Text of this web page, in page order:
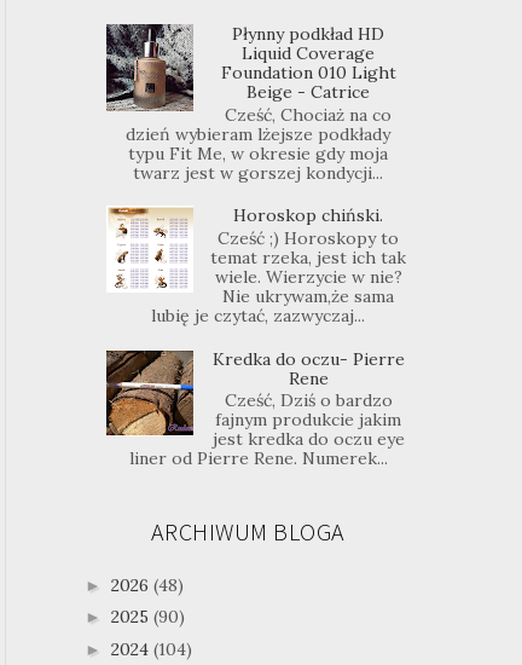
Płynny podkład HD
Liquid Coverage
Foundation 010 Light
Beige - Catrice
Cześć, Chociaż na co
dzień wybieram lżejsze podkłady
typu Fit Me, w okresie gdy moja
twarz jest w gorszej kondycji...
Horoskop chiński.
Cześć ;) Horoskopy to
temat rzeka, jest ich tak
wiele. Wierzycie w nie?
Nie ukrywam,że sama
lubię je czytać, zazwyczaj...
Kredka do oczu- Pierre
Rene
Cześć, Dziś o bardzo
fajnym produkcie jakim
jest kredka do oczu eye
liner od Pierre Rene. Numerek...
ARCHIWUM BLOGA
► 2026 (48)
► 2025 (90)
► 2024 (104)